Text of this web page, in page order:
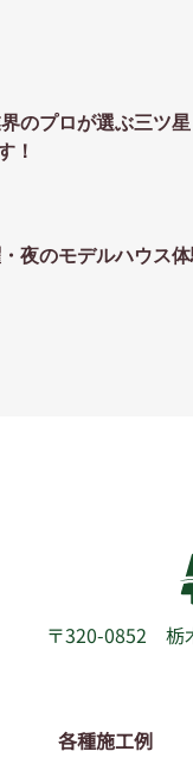
のプロが選ぶ三ツ
！
・夜のモデルハウス
〒320-0852 栃
各種施工例